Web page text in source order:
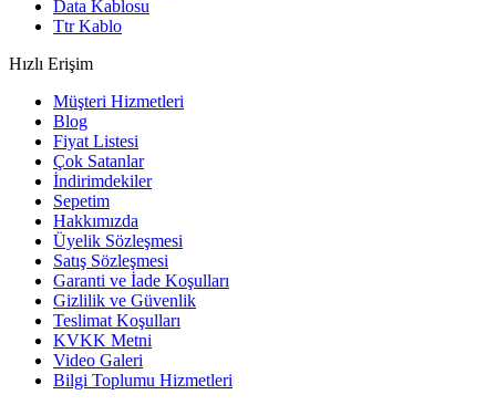
Data Kablosu
Ttr Kablo
Hızlı Erişim
Müşteri Hizmetleri
Blog
Fiyat Listesi
Çok Satanlar
İndirimdekiler
Sepetim
Hakkımızda
Üyelik Sözleşmesi
Satış Sözleşmesi
Garanti ve İade Koşulları
Gizlilik ve Güvenlik
Teslimat Koşulları
KVKK Metni
Video Galeri
Bilgi Toplumu Hizmetleri